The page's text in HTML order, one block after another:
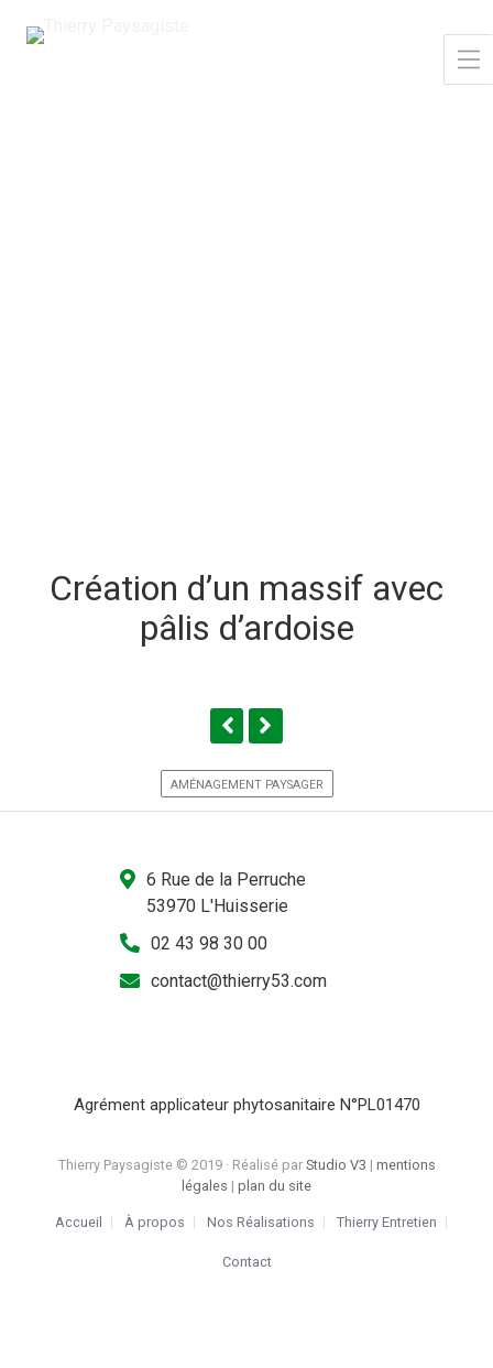
Création d’un massif avec
pâlis d’ardoise
AMÉNAGEMENT PAYSAGER
6 Rue de la Perruche
53970 L'Huisserie
02 43 98 30 00
contact@thierry53.com
Agrément applicateur phytosanitaire N°PL01470
Thierry Paysagiste © 2019 · Réalisé par Studio V3 | mentions
légales | plan du site
Accueil À propos Nos Réalisations Thierry Entretien
Contact